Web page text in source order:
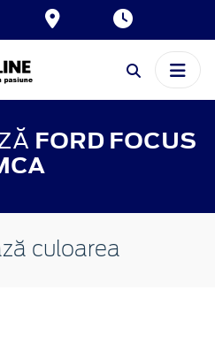
FORD FOCUS
culoarea